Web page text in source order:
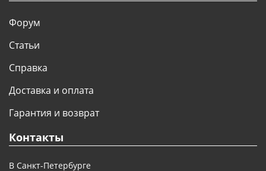
Форум
Статьи
Справка
Доставка и оплата
Гарантия и возврат
Контакты
В Санкт-Петербурге